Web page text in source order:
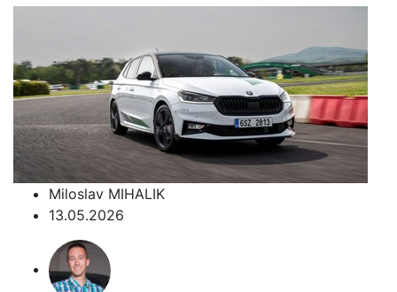
Miloslav MIHALIK
13.05.2026